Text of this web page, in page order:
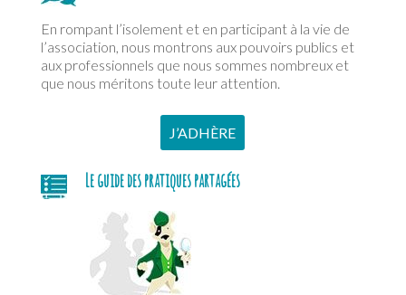
En rompant l’isolement et en participant à la vie de
l’association, nous montrons aux pouvoirs publics et
aux professionnels que nous sommes nombreux et
que nous méritons toute leur attention.
J’ADHÈRE
Le guide des pratiques partagées